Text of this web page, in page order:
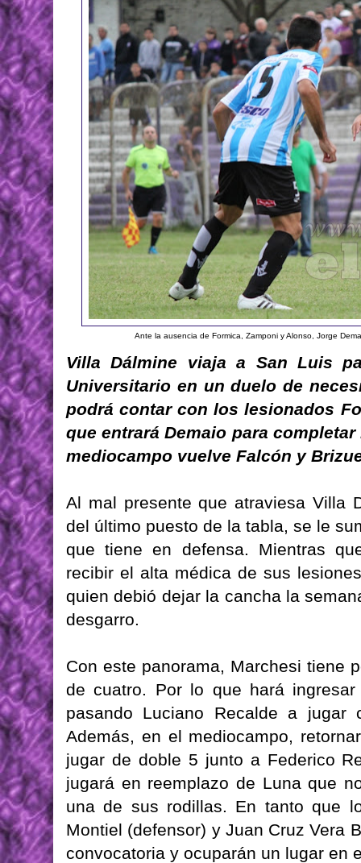
Ante la ausencia de Formica, Zamponi y Alonso, Jorge
Villa Dálmine viaja a San Luis
Universitario en un duelo de
podrá contar con los lesionados
que entrará Demaio para
mediocampo vuelve Falcón y
Al mal presente que atraviesa Villa
del último puesto de la tabla, se le
que tiene en defensa. Mientras
recibir el alta médica de sus
quien debió dejar la cancha la
desgarro.
Con este panorama, Marchesi tiene
de cuatro. Por lo que hará
pasando Luciano Recalde a jugar
Además, en el mediocampo,
jugar de doble 5 junto a Federico
jugará en reemplazo de Luna que
una de sus rodillas. En tanto que
Montiel (defensor) y Juan Cruz Vera
convocatoria y ocuparán un lugar en